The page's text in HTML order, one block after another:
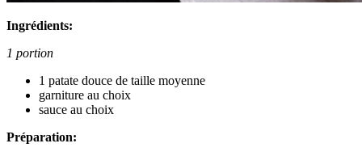
Ingrédients:
1 portion
1 patate douce de taille moyenne
garniture au choix
sauce au choix
Préparation: